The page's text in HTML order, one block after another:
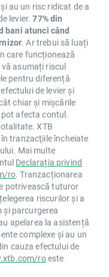
au un risc ridicat de a
levier.77% din
bani atunci când
. Ar trebui să luați
care funcționează
asumați riscul
pentru diferență
de levier și
chiar și mișcările
afecta contul.
XTB
tranzacţiile încheiate
Mai multe
Declarația privind
ro. Tranzacționarea
potrivească tuturor
riscurilor și a
și parcurgerea
apelarea la asistență
complexe și au un
cauza efectului de
roeste